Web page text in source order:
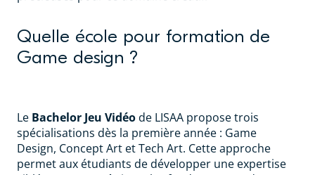
Quelle école pour formation de
Game design ?
Le Bachelor Jeu Vidéode LISAA propose trois
spécialisations dès la première année : Game
Design, Concept Art et Tech Art. Cette approche
permet aux étudiants de développer une expertise